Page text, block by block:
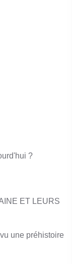
?
ET LEURS
une préhistoire